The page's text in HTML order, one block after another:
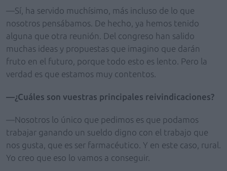
—Sí, ha servido muchísimo, más incluso de lo que
nosotros pensábamos. De hecho, ya hemos tenido
alguna que otra reunión. Del congreso han salido
muchas ideas y propuestas que imagino que darán
fruto en el futuro, porque todo esto es lento. Pero la
verdad es que estamos muy contentos.
—¿Cuáles son vuestras principales reivindicaciones?
—Nosotros lo único que pedimos es que podamos
trabajar ganando un sueldo digno con el trabajo que
nos gusta, que es ser farmacéutico. Y en este caso, rural.
Yo creo que eso lo vamos a conseguir.